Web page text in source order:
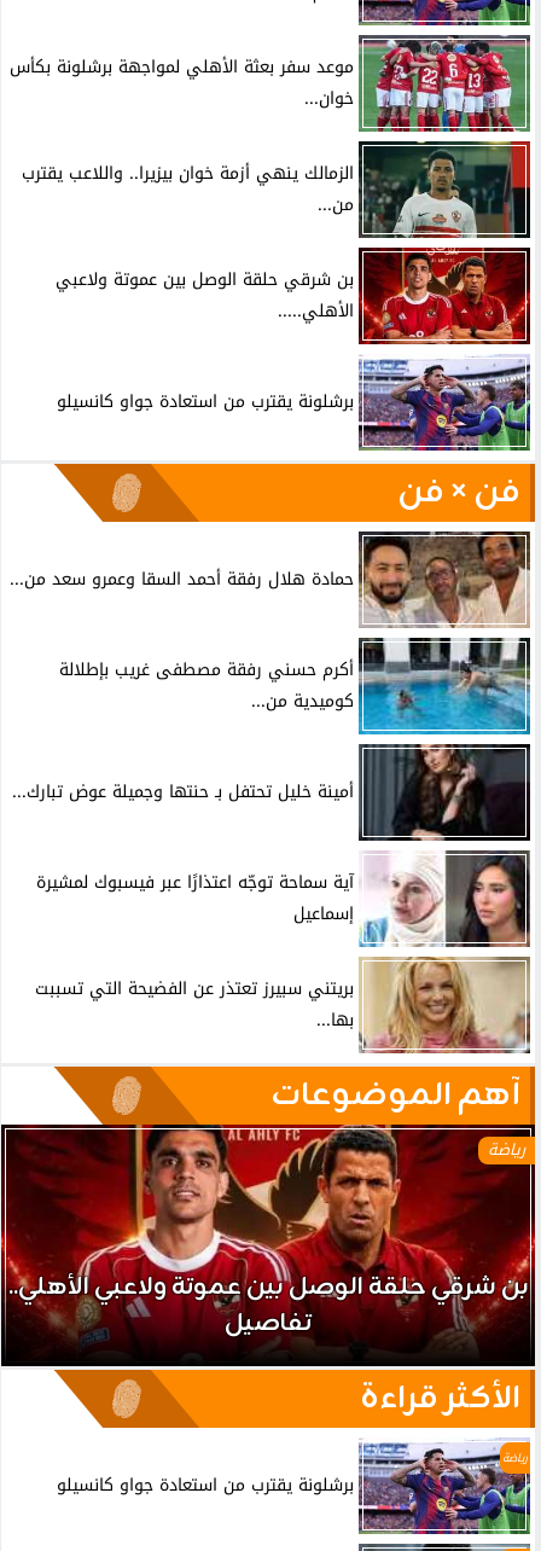
موعد سفر بعثة الأهلي لمواجهة برشلونة بكأس
خوان...
الزمالك ينهي أزمة خوان بيزيرا.. واللاعب يقترب
من...
بن شرقي حلقة الوصل بين عموتة ولاعبي
الأهلي.....
برشلونة يقترب من استعادة جواو كانسيلو
فن × فن
حمادة هلال رفقة أحمد السقا وعمرو سعد من...
أكرم حسني رفقة مصطفى غريب بإطلالة
كوميدية من...
أمينة خليل تحتفل بـ حنتها وجميلة عوض تبارك...
آية سماحة توجّه اعتذارًا عبر فيسبوك لمشيرة
إسماعيل
بريتني سبيرز تعتذر عن الفضيحة التي تسببت
بها...
آهم الموضوعات
رياضة
بن شرقي حلقة الوصل بين عموتة ولاعبي الأهلي..
تفاصيل
الأكثر قراءة
رياضة
برشلونة يقترب من استعادة جواو كانسيلو